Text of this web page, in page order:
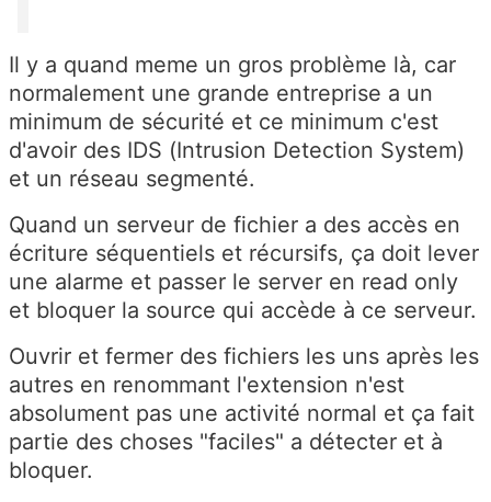
Il y a quand meme un gros problème là, car
normalement une grande entreprise a un
minimum de sécurité et ce minimum c'est
d'avoir des IDS (Intrusion Detection System)
et un réseau segmenté.
Quand un serveur de fichier a des accès en
écriture séquentiels et récursifs, ça doit lever
une alarme et passer le server en read only
et bloquer la source qui accède à ce serveur.
Ouvrir et fermer des fichiers les uns après les
autres en renommant l'extension n'est
absolument pas une activité normal et ça fait
partie des choses "faciles" a détecter et à
bloquer.